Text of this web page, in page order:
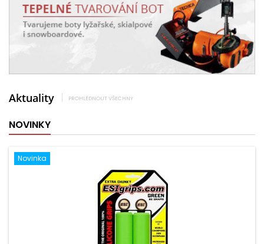
Aktuality PROHLÉDNOUT VŠECHNY
NOVINKY
Novinka